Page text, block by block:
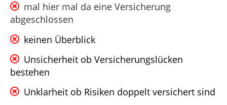
mal hier mal da eine Versicherung
abgeschlossen
keinen Überblick
Unsicherheit ob Versicherungslücken
bestehen
Unklarheit ob Risiken doppelt versichert sind